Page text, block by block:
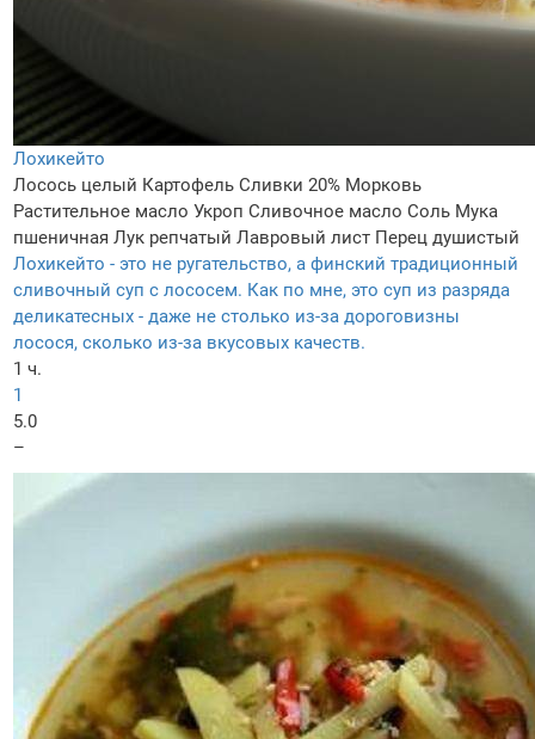
Лохикейто
Лосось целый Картофель Сливки 20% Морковь
Растительное масло Укроп Сливочное масло Соль Мука
пшеничная Лук репчатый Лавровый лист Перец душистый
Лохикейто - это не ругательство, а финский традиционный
сливочный суп с лососем. Как по мне, это суп из разряда
деликатесных - даже не столько из-за дороговизны
лосося, сколько из-за вкусовых качеств.
1 ч.
1
5.0
–